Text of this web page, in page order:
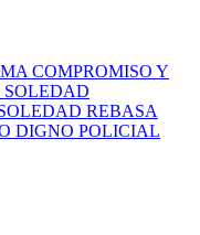
COMPROMISO Y
SOLEDAD
REBASA
DIGNO POLICIAL